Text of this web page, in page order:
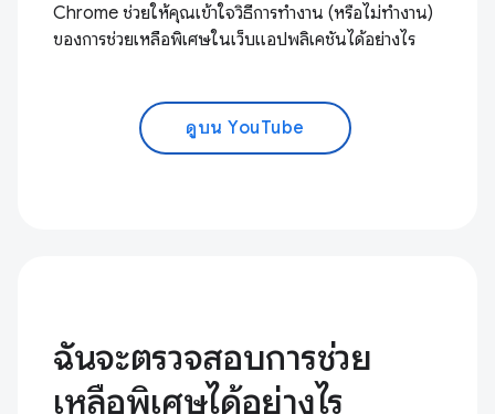
Chrome ช่วยให้คุณเข้าใจวิธีการทํางาน (หรือไม่ทํางาน)
ของการช่วยเหลือพิเศษในเว็บแอปพลิเคชันได้อย่างไร
ดูบน YouTube
ฉันจะตรวจสอบการช่วย
เหลือพิเศษได้อย่างไร